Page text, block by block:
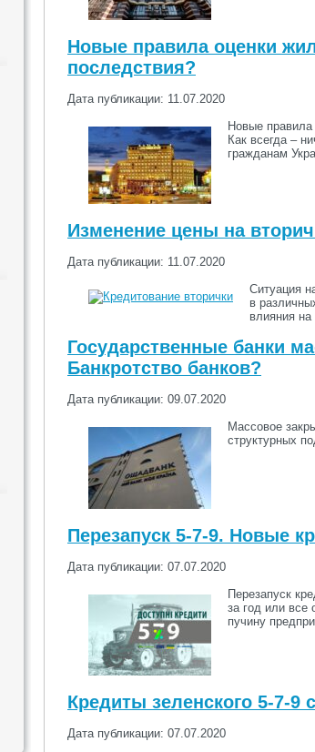
Новые правила оценки
последствия?
Дата публикации: 11.07.2020
Новые правила
Как всегда –
гражданам
Изменение цены на
Дата публикации: 11.07.2020
Ситуация
в
влияния на
Государственные банки
Банкротство банков?
Дата публикации: 09.07.2020
Массовое
структурных
Перезапуск 5-7-9. Новые
Дата публикации: 07.07.2020
Перезапуск
за год или все
пучину
Кредиты зеленского 5-7-9
Дата публикации: 07.07.2020